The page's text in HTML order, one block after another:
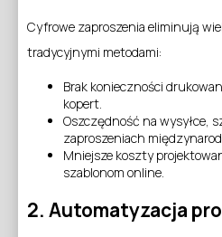
Cyfrowe zaproszenia eliminują
tradycyjnymi metodami:
Brak konieczności
kopert.
Oszczędność na wysyłce,
zaproszeniach
Mniejsze koszty
szablonom online.
2. Automatyzacja